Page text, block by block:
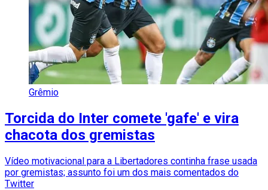
Grêmio
Torcida do Inter comete 'gafe' e vira
chacota dos gremistas
Vídeo motivacional para a Libertadores continha frase usada
por gremistas; assunto foi um dos mais comentados do
Twitter